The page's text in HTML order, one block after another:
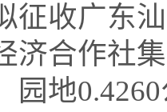
收广东汕
济合作社
园地